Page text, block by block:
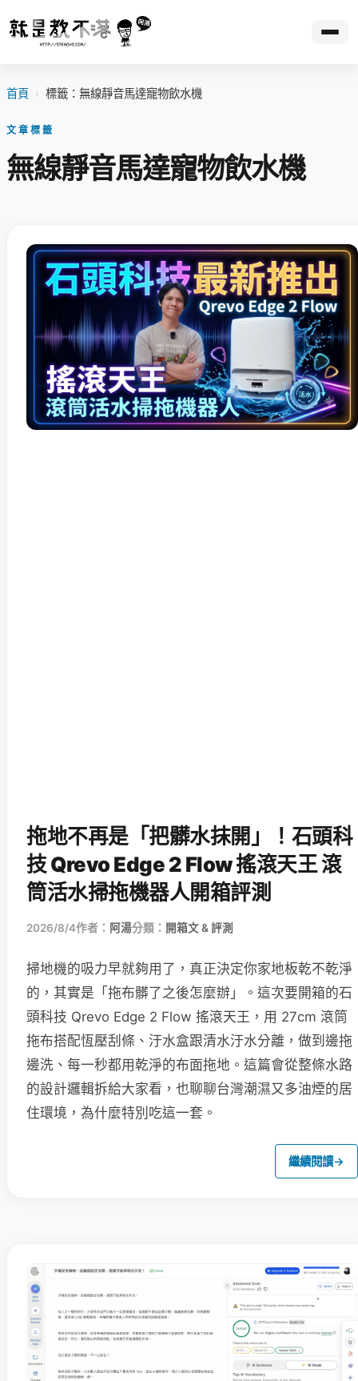
首頁 › 標籤：無線靜音馬達寵物飲水機
文章標籤
無線靜音馬達寵物飲水機
拖地不再是「把髒水抹開」！石頭科
技 Qrevo Edge 2 Flow 搖滾天王 滾
筒活水掃拖機器人開箱評測
2026/8/4作者： 阿湯分類： 開箱文 & 評測
掃地機的吸力早就夠用了，真正決定你家地板乾不乾淨
的，其實是「拖布髒了之後怎麼辦」。這次要開箱的石
頭科技 Qrevo Edge 2 Flow 搖滾天王，用 27cm 滾筒
拖布搭配恆壓刮條、汙水盒跟清水汙水分離，做到邊拖
邊洗、每一秒都用乾淨的布面拖地。這篇會從整條水路
的設計邏輯拆給大家看，也聊聊台灣潮濕又多油煙的居
住環境，為什麼特別吃這一套。
繼續閱讀→